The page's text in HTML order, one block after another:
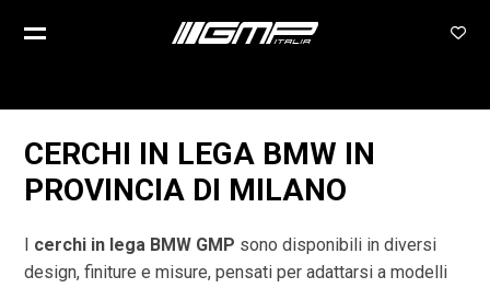
CERCHI IN LEGA BMW IN
PROVINCIA DI MILANO
I cerchi in lega BMW GMP sono disponibili in diversi
design, finiture e misure, pensati per adattarsi a modelli